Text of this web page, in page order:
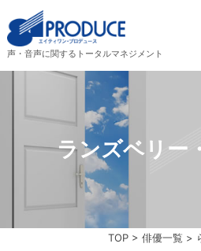
声・音声に関するトータルマネジメント
TOP> 俳優一覧 >
ランズベリー